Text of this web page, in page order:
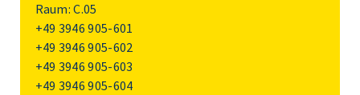
Raum: C.05
+49 3946 905-601
+49 3946 905-602
+49 3946 905-603
+49 3946 905-604